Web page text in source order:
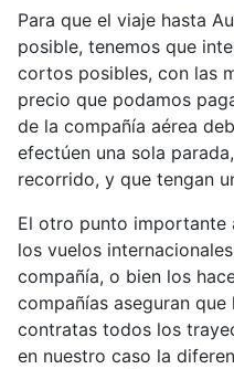
Para que el viaje hasta
posible, tenemos que
cortos posibles, con las
precio que podamos
de la compañía aérea
efectúen una sola
recorrido, y que tengan
El otro punto importante
los vuelos
compañía, o bien los
compañías aseguran
contratas todos los
en nuestro caso la